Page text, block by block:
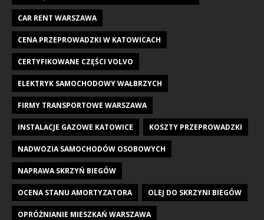
CAR RENT WARSZAWA
CENA PRZEPROWADZKI W KATOWICACH
CERTYFIKOWANE CZĘŚCI VOLVO
ELEKTRYK SAMOCHODOWY WAŁBRZYCH
FIRMY TRANSPORTOWE WARSZAWA
INSTALACJE GAZOWE KATOWICE KOSZTY PRZEPROWADZKI
NADWOZIA SAMOCHODÓW OSOBOWYCH
NAPRAWA SKRZYŃ BIEGÓW
OCENA STANU AMORTYZATORA OLEJ DO SKRZYNI BIEGÓW
OPRÓŻNIANIE MIESZKAŃ WARSZAWA